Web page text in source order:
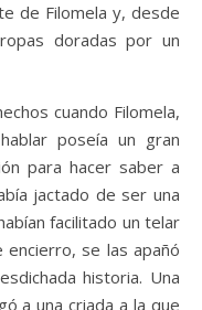
de Filomela y, desde
doradas por un
cuando Filomela,
poseía un gran
para hacer saber a
jactado de ser una
facilitado un telar
se las apañó
historia. Una
a una criada a la que